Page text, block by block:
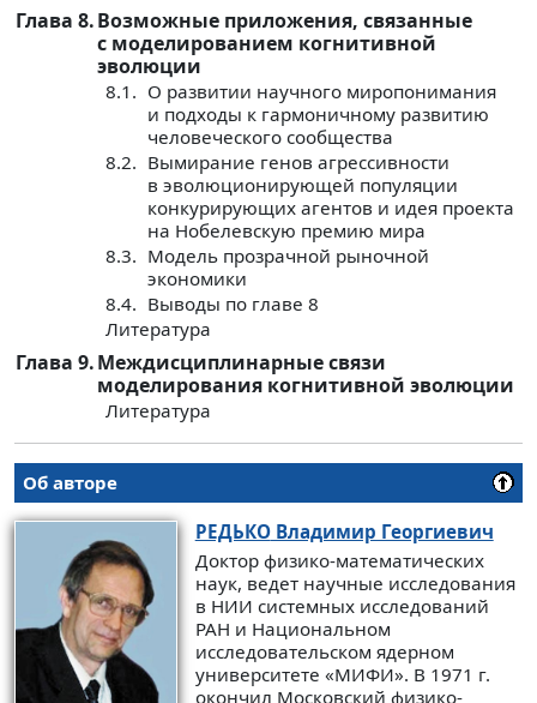
Глава 8.Возможные приложения, связанные
с моделированием когнитивной
эволюции
8.1. О развитии научного миропонимания
и подходы к гармоничному развитию
человеческого сообщества
8.2. Вымирание генов агрессивности
в эволюционирующей популяции
конкурирующих агентов и идея проекта
на Нобелевскую премию мира
8.3. Модель прозрачной рыночной
экономики
8.4. Выводы по главе 8
Литература
Глава 9.Междисциплинарные связи
моделирования когнитивной эволюции
Литература
Об авторе
РЕДЬКОВладимир Георгиевич
Доктор физико-математических
наук, ведет научные исследования
в НИИ системных исследований
РАН и Национальном
исследовательском ядерном
университете «МИФИ». В 1971 г.
окончил Московский физико-